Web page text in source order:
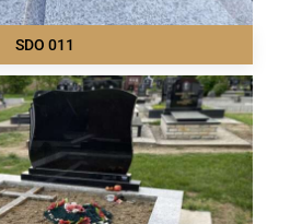
SDO 011